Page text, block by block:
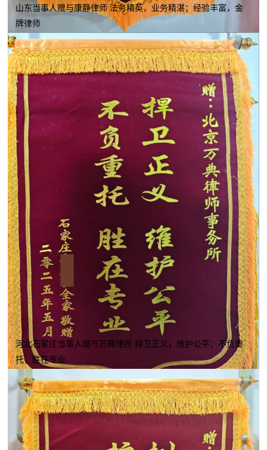
山东当事人赠与康静律师 法务精英，业务精湛；经验丰富，金
牌律师
河北石家庄当事人赠与万典律所 捍卫正义，维护公平；不负重
托，胜在专业